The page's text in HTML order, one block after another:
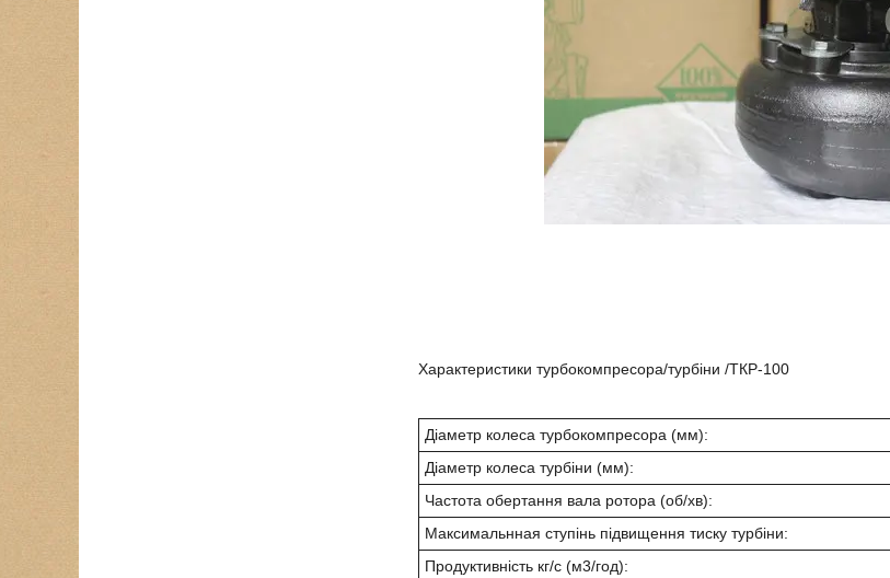
Характеристики турбокомпресора/турбіни /ТКР-100
Діаметр колеса турбокомпресора (мм):
Діаметр колеса турбіни (мм):
Частота обертання вала ротора (об/хв):
Максимальнная ступінь підвищення тиску турбіни:
Продуктивність кг/с (м3/год):